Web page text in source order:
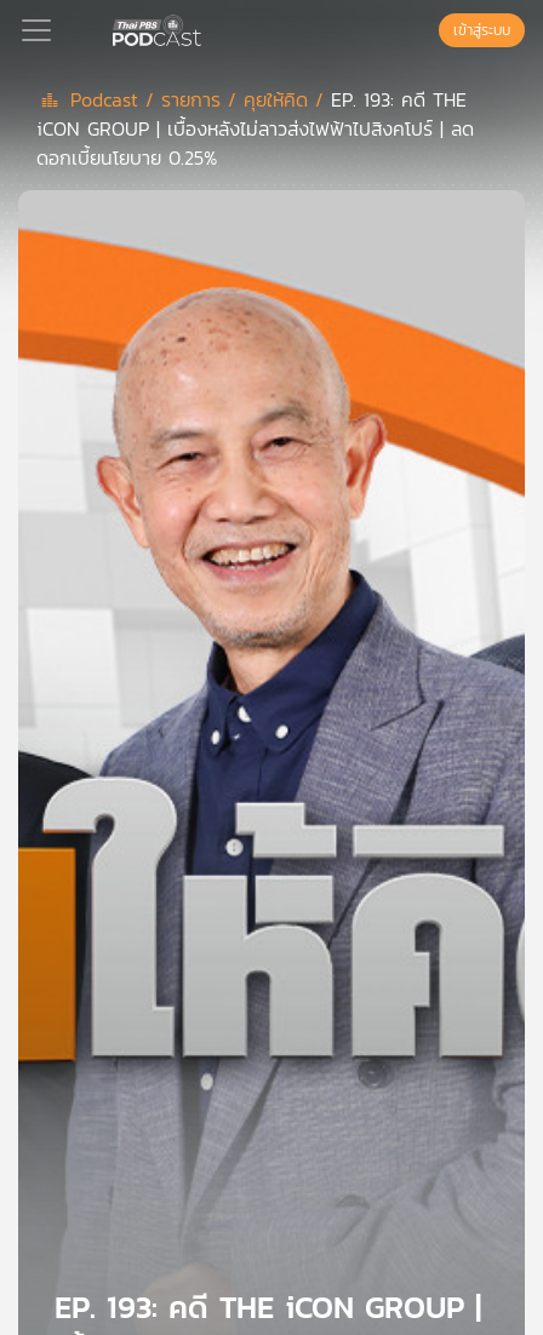
Podcast
เพล
แนะนำ
บทความ
ข่าว
และ
เข้าสู่ระบบ
Podcast / รายการ / คุยให้คิด / EP. 193: คดี THE
iCON GROUP | เบื้องหลังไม่ลาวส่งไฟฟ้าไปสิงคโปร์ | ลด
ดอกเบี้ยนโยบาย 0.25%
EP. 193: คดี THE iCON GROUP |